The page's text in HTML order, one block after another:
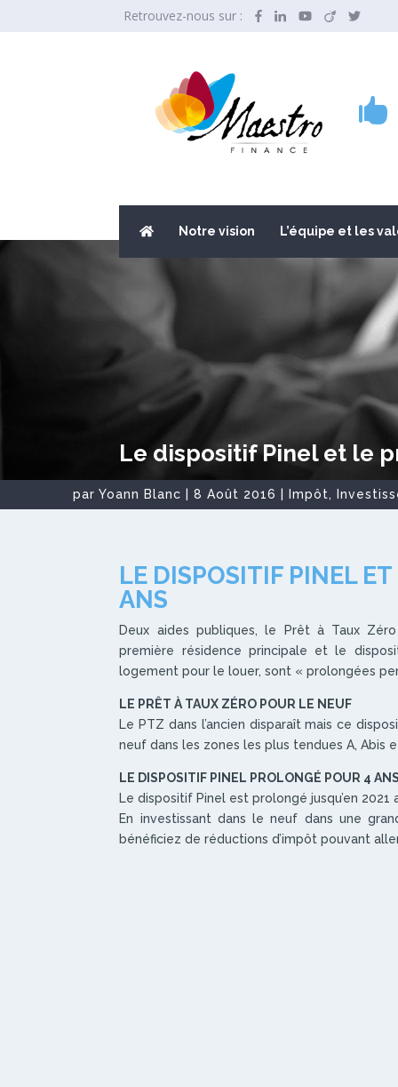
Retrouvez-nous sur :

Notre vision L’équipe et les
Le dispositif Pinel et le
par Yoann Blanc 8 Août 2016 Impôt,
LE DISPOSITIF PINEL
ANS
Deux aides publiques, le Prêt à Taux
première résidence principale et le
logement pour le louer, sont « prolongées
LE PRÊT À TAUX ZÉRO POUR LE NEUF
Le PTZ dans l’ancien disparaît mais ce
neuf dans les zones les plus tendues A, Abis
LE DISPOSITIF PINEL PROLONGÉ POUR 4 ANS
Le dispositif Pinel est prolongé jusqu’en
En investissant dans le neuf dans une
bénéficiez de réductions d’impôt pouvant